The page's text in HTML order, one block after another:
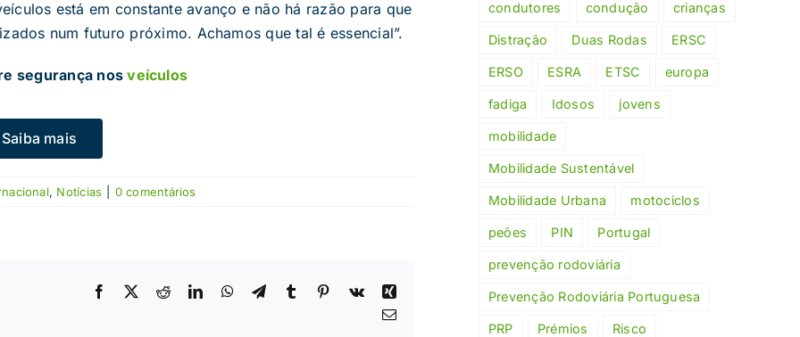
está em constante avanço e não há razão para que
num futuro próximo. Achamos que tal é essencial”.
segurança nosveículos
Saiba mais
, Notícias 0 comentários
Facebook RedditLinkedInWhatsApp
TelegramTumblr Pinterest
Vk
Xing
Email
condutores condução crianças
Distração Duas Rodas ERSC
ERSO ESRA ETSC europa
fadiga Idosos jovens
mobilidade
Mobilidade Sustentável
Mobilidade Urbana motociclos
peões PIN Portugal
prevenção rodoviária
Prevenção Rodoviária Portuguesa
PRP Prémios Risco